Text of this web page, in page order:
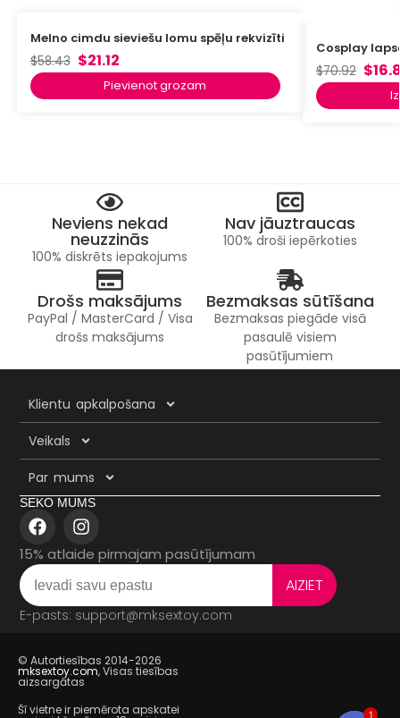
Melno cimdu sieviešu lomu spēļu rekvizīti
$58.43 $21.12
Pievienot grozam
Cosplay
$70.92 $
Neviens nekad
neuzzinās
100% diskrēts iepakojums
Nav jāuztraucas
100% droši iepērkoties
Drošs maksājums
PayPal / MasterCard / Visa
drošs maksājums
Bezmaksas sūtīšana
Bezmaksas piegāde visā
pasaulē visiem
pasūtījumiem
Klientu apkalpošana
Veikals
Par mums
SEKO MUMS
15% atlaide pirmajam pasūtījumam
AIZIET
E-pasts: support@mksextoy.com
© Autortiesības 2014-2026
mksextoy.com, Visas tiesības
aizsargātas
Šī vietne ir piemērota apskatei
1